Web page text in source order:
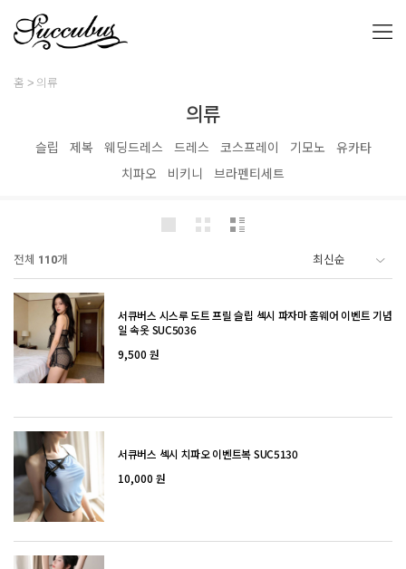
홈 의류
의류
슬립 제복 웨딩드레스 드레스 코스프레이 기모노
유카타
치파오
비키니 브라펜티세트
전체 110개
서큐버스 시스루 도트 프릴 슬립 섹시 파자마 홈웨어 이벤트 기념
일 속옷 SUC5036
9,500 원
서큐버스 섹시 치파오 이벤트복 SUC5130
10,000 원